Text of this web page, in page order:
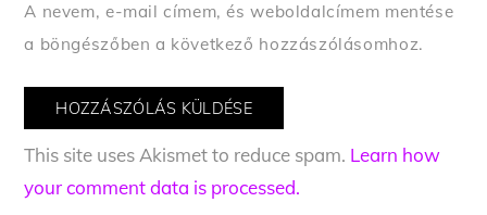
A nevem, e-mail címem, és weboldalcímem mentése
a böngészőben a következő hozzászólásomhoz.
This site uses Akismet to reduce spam. Learn how
your comment data is processed.